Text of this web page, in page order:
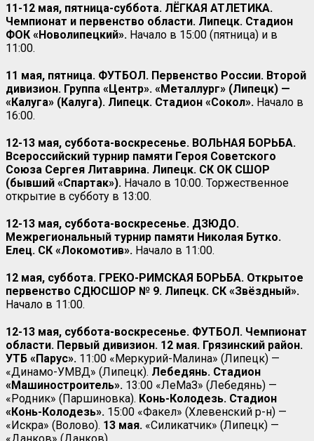
11-12 мая, пятница-суббота. ЛЁГКАЯ АТЛЕТИКА.
Чемпионат и первенство области. Липецк. Стадион
ФОК «Новолипецкий». Начало в 15:00 (пятница) и в
11:00.
11 мая, пятница. ФУТБОЛ. Первенство России. Второй
дивизион. Группа «Центр». «Металлург» (Липецк) —
«Калуга» (Калуга). Липецк. Стадион «Сокол». Начало в
16:00.
12-13 мая, суббота-воскресенье. ВОЛЬНАЯ БОРЬБА.
Всероссийский турнир памяти Героя Советского
Союза Сергея Литаврина. Липецк. СК ОК СШОР
(бывший «Спартак»). Начало в 10:00. Торжественное
открытие в субботу в 13:00.
12-13 мая, суббота-воскресенье. ДЗЮДО.
Межрегиональный турнир памяти Николая Бутко.
Елец. СК «Локомотив». Начало в 11:00.
12 мая, суббота. ГРЕКО-РИМСКАЯ БОРЬБА. Открытое
первенство СДЮСШОР № 9. Липецк. СК «Звёздный».
Начало в 11:00.
12-13 мая, суббота-воскресенье. ФУТБОЛ. Чемпионат
области. Первый дивизион. 12 мая. Грязинский район.
УТБ «Парус». 11:00 «Меркурий-Малина» (Липецк) —
«Динамо-УМВД» (Липецк). Лебедянь. Стадион
«Машиностроитель». 13:00 «ЛеМаЗ» (Лебедянь) —
«Родник» (Паршиновка). Конь-Колодезь. Стадион
«Конь-Колодезь». 15:00 «Факел» (Хлевенский р-н) —
«Искра» (Волово). 13 мая. «Силикатчик» (Липецк) —